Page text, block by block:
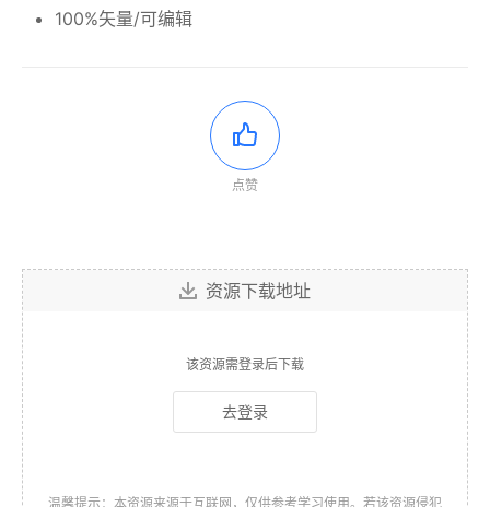
100%矢量/可编辑
点赞
资源下载地址
该资源需登录后下载
去登录
温馨提示：本资源来源于互联网，仅供参考学习使用。若该资源侵犯